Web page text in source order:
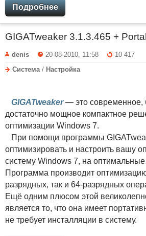
Подробнее
GIGATweaker 3.1.3.465 +
denis 20-08-2010, 11:58
10 417
Система / Настройка
GIGATweaker— это современное,
достаточно мощное компактное
оптимизации Windows 7.
При помощи программы
оптимизировать и настроить вашу
систему Windows 7, на
Программа производит
разрядных, так и 64-разрядных
Ещё одним плюсом этой
является то, что она имеет
не требует инсталляции в систему.